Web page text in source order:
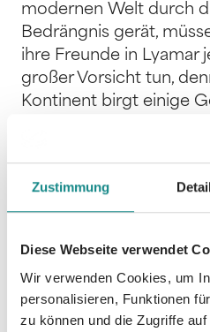
Zustimmung
Diese Webseite verwendet
Wir verwenden Cookies, um
personalisieren, Funktionen
zu können und die Zugriffe
modernen Welt durch
Bedrängnis gerät,
ihre Freunde in Lyamar
großer Vorsicht tun,
Kontinent birgt einige
ihnen erheblich
Machenschaften des
auf der Suche nach
nichts
Jenna und Marek in